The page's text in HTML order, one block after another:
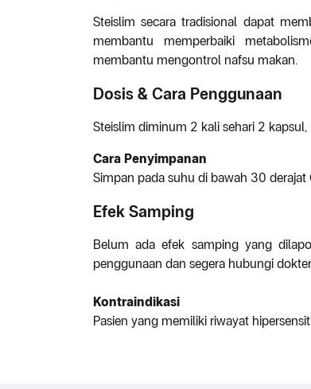
Steislim secara tradisional dapat
membantu memperbaiki
membantu mengontrol nafsu makan.
Dosis & Cara Penggunaan
Steislim diminum 2 kali sehari 2
Cara Penyimpanan
Simpan pada suhu di bawah 30 derajat
Efek Samping
Belum ada efek samping yang
penggunaan dan segera hubungi
Kontraindikasi
Pasien yang memiliki riwayat